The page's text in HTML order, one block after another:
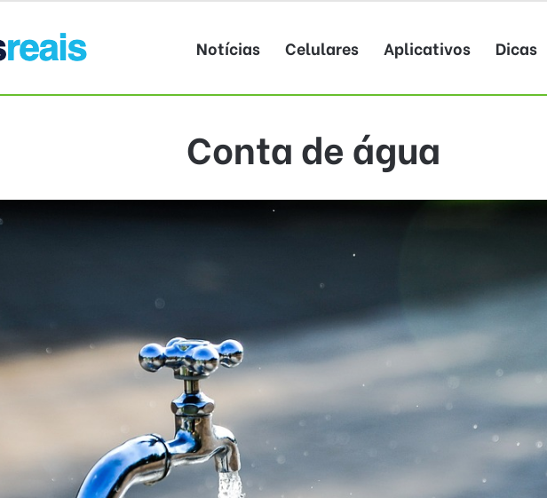
Notícias Celulares Aplicativos Dicas
Conta de água